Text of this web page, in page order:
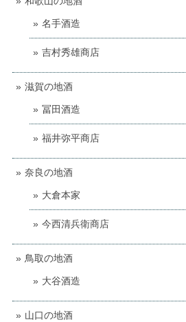
名手酒造
吉村秀雄商店
滋賀の地酒
冨田酒造
福井弥平商店
奈良の地酒
大倉本家
今西清兵衛商店
鳥取の地酒
大谷酒造
山口の地酒